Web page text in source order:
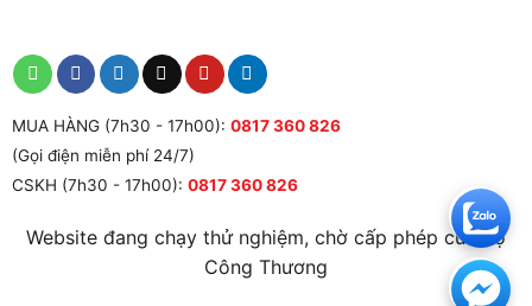
MUA HÀNG (7h30 - 17h00): 0817 360 826
(Gọi điện miễn phí 24/7)
CSKH (7h30 - 17h00): 0817 360 826
Website đang chạy thử nghiệm, chờ cấp phép của Bộ
Công Thương